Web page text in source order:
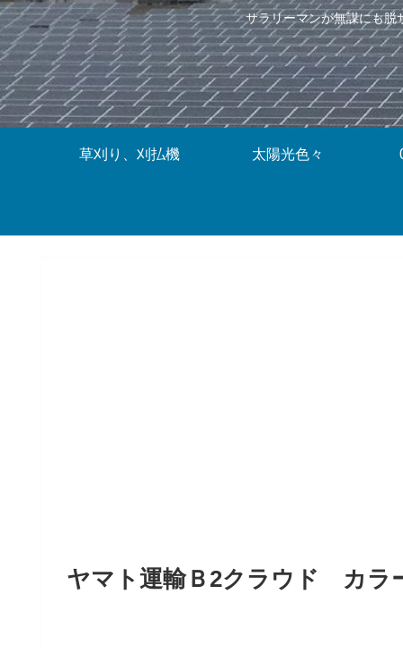
サラリーマンが無謀にも脱
草刈り、刈払機 太陽光色々
ヤマト運輸Ｂ2クラウド カラ